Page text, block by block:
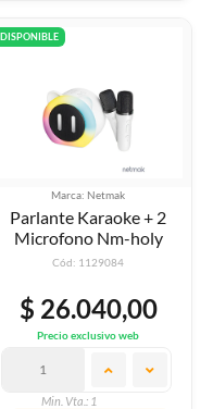
DISPONIBLE
Marca: Netmak
Parlante Karaoke + 2
Microfono Nm-holy
Cód: 1129084
$ 26.040,00
Precio exclusivo web
Min. Vta.: 1